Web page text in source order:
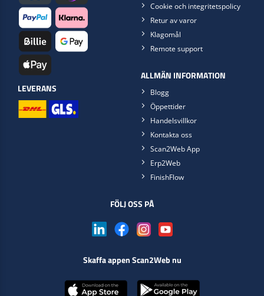
LEVERANS
Cookie och integritetspolicy
Retur av varor
Klagomål
Remote support
ALLMÄN INFORMATION
Blogg
Öppettider
Handelsvillkor
Kontakta oss
Scan2Web App
Erp2Web
FinishFlow
FÖLJ OSS PÅ
Skaffa appen Scan2Web nu